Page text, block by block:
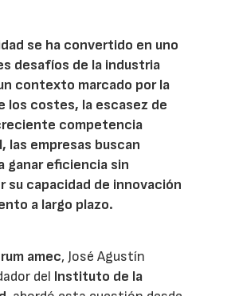
se ha convertido en uno
desafíos de la industria
contexto marcado por la
los costes, la escasez de
competencia
las empresas buscan
ganar eficiencia sin
su capacidad de innovación
a largo plazo.
amec, José Agustín
del Instituto de la